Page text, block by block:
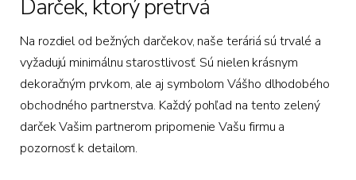
Darček, ktorý pretrvá
Na rozdiel od bežných darčekov, naše teráriá sú trvalé a
vyžadujú minimálnu starostlivosť. Sú nielen krásnym
dekoračným prvkom, ale aj symbolom Vášho dlhodobého
obchodného partnerstva. Každý pohľad na tento zelený
darček Vašim partnerom pripomenie Vašu firmu a
pozornosť k detailom.